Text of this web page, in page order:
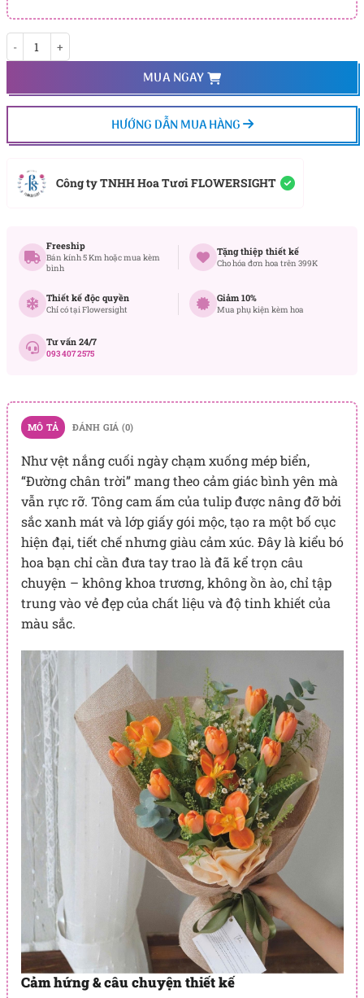
MUA NGAY
HƯỚNG DẪN MUA HÀNG
Công ty TNHH Hoa Tươi FLOWERSIGHT
Freeship
Bán kính 5 Km hoặc mua kèm
bình
Tặng thiệp thiết kế
Cho hóa đơn hoa trên 399K
Thiết kế độc quyền
Chỉ có tại Flowersight
Giảm 10%
Mua phụ kiện kèm hoa
Tư vấn 24/7
093 407 2575
MÔ TẢ ĐÁNH GIÁ (0)
Như vệt nắng cuối ngày chạm xuống mép biển,
“Đường chân trời” mang theo cảm giác bình yên mà
vẫn rực rỡ. Tông cam ấm của tulip được nâng đỡ bởi
sắc xanh mát và lớp giấy gói mộc, tạo ra một bố cục
hiện đại, tiết chế nhưng giàu cảm xúc. Đây là kiểu bó
hoa bạn chỉ cần đưa tay trao là đã kể trọn câu
chuyện – không khoa trương, không ồn ào, chỉ tập
trung vào vẻ đẹp của chất liệu và độ tinh khiết của
màu sắc.
Cảm hứng & câu chuyện thiết kế